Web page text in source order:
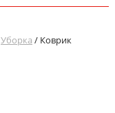
Уборка / Коврик